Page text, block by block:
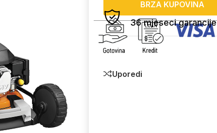
BRZA KUPOVINA
36 mjeseci garancije
Uporedi